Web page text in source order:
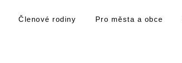
Členové rodiny Pro města a obce